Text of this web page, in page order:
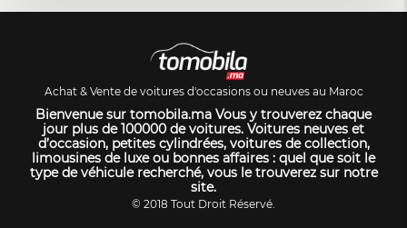
Achat & Vente de voitures d'occasions ou neuves au Maroc
Bienvenue sur tomobila.ma Vous y trouverez chaque
jour plus de 100000 de voitures. Voitures neuves et
d’occasion, petites cylindrées, voitures de collection,
limousines de luxe ou bonnes affaires : quel que soit le
type de véhicule recherché, vous le trouverez sur notre
site.
© 2018 Tout Droit Réservé.